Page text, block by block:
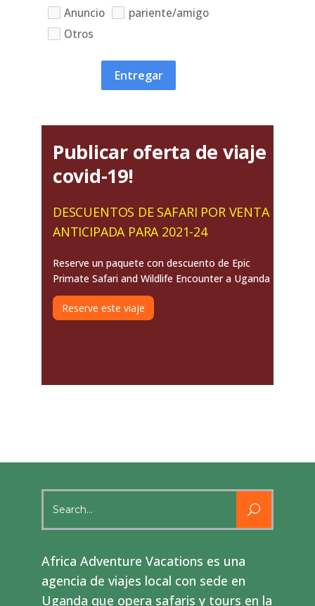
Anuncio
pariente/amigo
Otros
Entregar
Publicar oferta de viaje
covid-19!
DESCUENTOS DE SAFARI POR VENTA
ANTICIPADA PARA 2021-24
Reserve un paquete con descuento de Epic
Primate Safari and Wildlife Encounter a Uganda
Reserve este viaje
for:
Africa Adventure Vacations es una
agencia de viajes local con sede en
Uganda que opera safaris y tours en la